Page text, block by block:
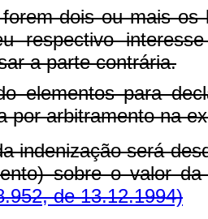
dois ou mais
respectivo
a parte contrária.
elementos para
por arbitramento na
indenização será
sobre o valor
de 13.12.1994)